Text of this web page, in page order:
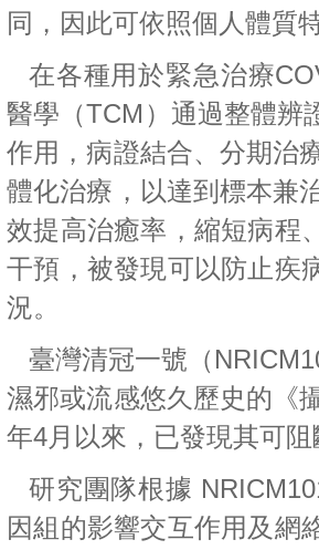
同，因此可依照個人體質
在各種用於緊急治療
醫學（TCM）通過整體辨
作用，病證結合、分期治
體化治療，以達到標本兼
效提高治癒率，縮短病程
干預，被發現可以防止疾
況。
臺灣清冠一號（
濕邪或流感悠久歷史的《
年4月以來，已發現其可
研究團隊根據
因組的影響交互作用及網